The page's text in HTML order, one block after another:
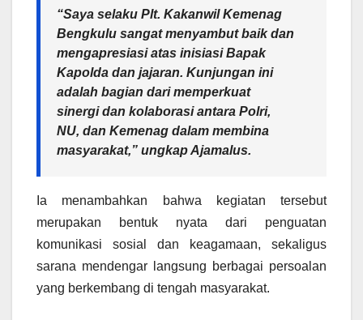
“Saya selaku Plt. Kakanwil Kemenag
Bengkulu sangat menyambut baik dan
mengapresiasi atas inisiasi Bapak
Kapolda dan jajaran. Kunjungan ini
adalah bagian dari memperkuat
sinergi dan kolaborasi antara Polri,
NU, dan Kemenag dalam membina
masyarakat,” ungkap Ajamalus.
Ia menambahkan bahwa kegiatan tersebut
merupakan bentuk nyata dari penguatan
komunikasi sosial dan keagamaan, sekaligus
sarana mendengar langsung berbagai persoalan
yang berkembang di tengah masyarakat.